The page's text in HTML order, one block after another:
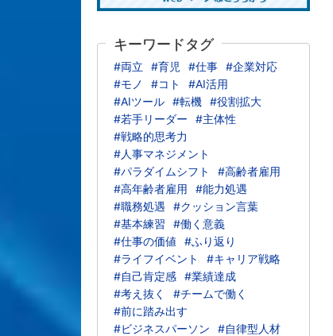
キーワードタグ
#両立 #育児 #仕事 #企業対応
#モノ
#コト
#AI活用
#AIツール #転機 #役割拡大
#若手リーダー
#主体性
#戦略的思考力
#人事マネジメント
#パラダイムシフト
#高齢者雇用
#高年齢者雇用
#能力処遇
#職務処遇
#クッション言葉
#基本練習
#働く意義
#仕事の価値
#ふり返り
#ライフイベント
#キャリア戦略
#自己肯定感 #業績達成
#考え抜く
#チームで働く
#前に踏み出す
#ビジネスパーソン
#自律型人材